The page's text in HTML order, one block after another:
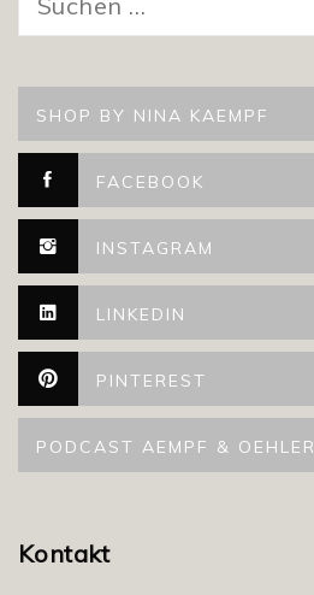
nach:
SHOP BY NINA KAEMPF
FACEBOOK
INSTAGRAM
LINKEDIN
PINTEREST
PODCAST AEMPF & OEHLER
Kontakt